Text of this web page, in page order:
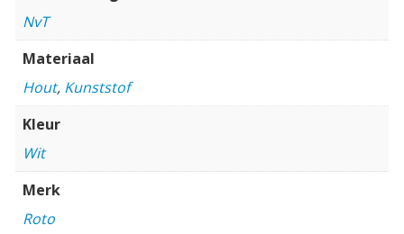
NvT
Materiaal
Hout, Kunststof
Kleur
Wit
Merk
Roto